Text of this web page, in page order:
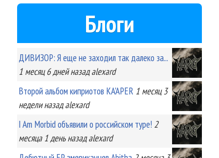
Блоги
ДИВИЗОР: Я еще не заходил так далеко за...
1 месяц 6 днейназад alexard
Второй альбом киприотов KA'APER 1 месяц 3
неделиназад alexard
I Am Morbid объявили о российском туре! 2
месяца 1 деньназад alexard